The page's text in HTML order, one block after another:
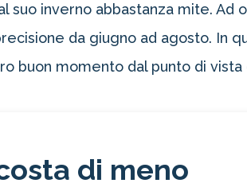
suo inverno abbastanza mite.
da giugno ad agosto. In
buon momento dal punto di
di meno